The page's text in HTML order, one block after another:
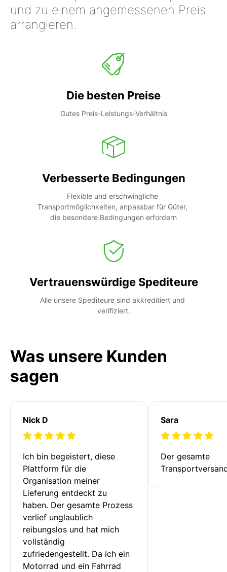
und zu einem angemessenen Preis
arrangieren.
Die besten Preise
Gutes Preis-Leistungs-Verhältnis
Verbesserte Bedingungen
Flexible und erschwingliche
Transportmöglichkeiten, anpassbar für Güter,
die besondere Bedingungen erfordern
Vertrauenswürdige Spediteure
Alle unsere Spediteure sind akkreditiert und
verifiziert.
Was unsere Kunden
sagen
Nick D
Ich bin begeistert, diese
Plattform für die
Organisation meiner
Lieferung entdeckt zu
haben. Der gesamte Prozess
verlief unglaublich
reibungslos und hat mich
vollständig
zufriedengestellt. Da ich ein
Motorrad und ein Fahrrad
Sara
Der gesamte